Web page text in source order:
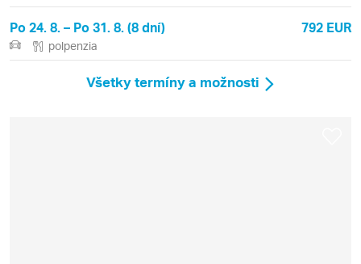
Po 24. 8. – Po 31. 8. (8 dní) 792 EUR
polpenzia
Všetky termíny a možnosti